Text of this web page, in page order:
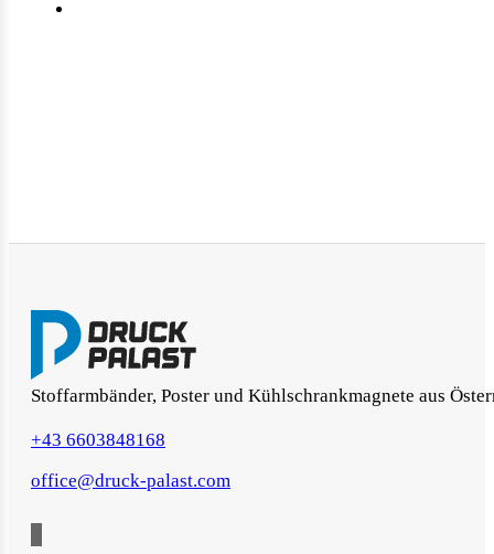
Stoffarmbänder, Poster und Kühlschrankmagnete aus
+43 6603848168
office@druck-palast.com